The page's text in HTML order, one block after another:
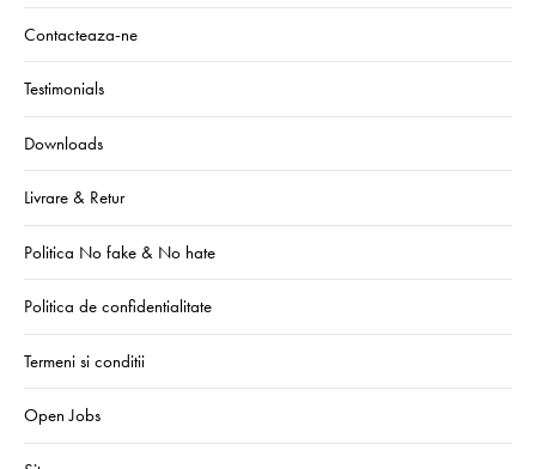
Contacteaza-ne
Testimonials
Downloads
Livrare & Retur
Politica No fake & No hate
Politica de confidentialitate
Termeni si conditii
Open Jobs